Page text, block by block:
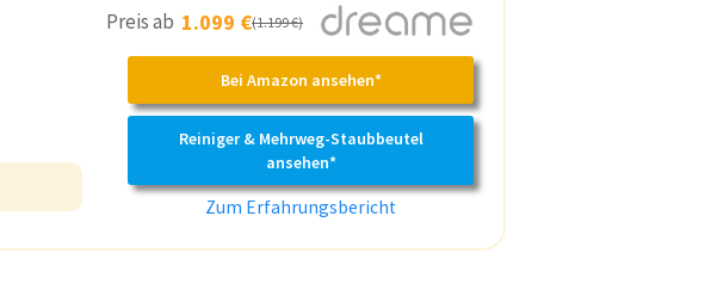
Preis ab 1.099 €(1.199 €)
Bei Amazon ansehen*
Reiniger & Mehrweg-Staubbeutel
ansehen*
Zum Erfahrungsbericht